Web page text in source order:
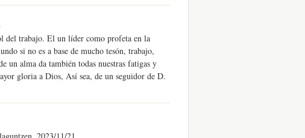
del trabajo. El un líder como profeta en la
si no es a base de mucho tesón, trabajo,
un alma da también todas nuestras fatigas y
gloria a Dios, Así sea, de un seguidor de D.